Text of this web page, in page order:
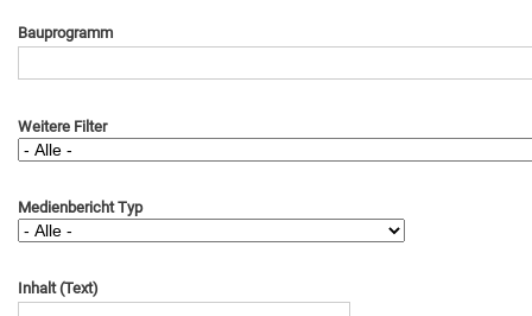
Bauprogramm
Weitere Filter
Medienbericht Typ
Inhalt (Text)